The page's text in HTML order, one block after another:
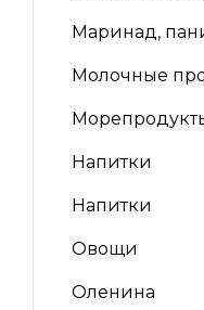
Маринад,
Молочные
Напитки
Напитки
Овощи
Оленина